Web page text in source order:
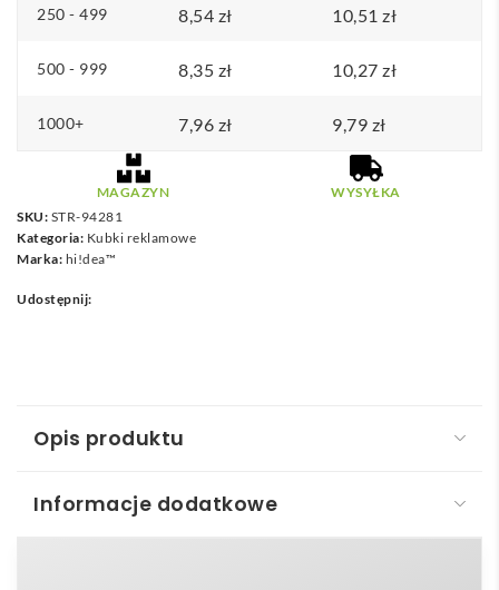
250 - 499 8,54 zł 10,51 zł
500 - 999 8,35 zł 10,27 zł
1000+ 7,96 zł 9,79 zł
MAGAZYN
WYSYŁKA
SKU: STR-94281
Kategoria: Kubki reklamowe
Marka: hi!dea™
Udostępnij:
Opis produktu
Informacje dodatkowe